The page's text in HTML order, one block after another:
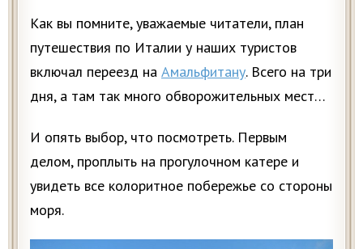
Как вы помните, уважаемые читатели, план
путешествия по Италии у наших туристов
включал переезд на Амальфитану. Всего на три
дня, а там так много обворожительных мест…
И опять выбор, что посмотреть. Первым
делом, проплыть на прогулочном катере и
увидеть все колоритное побережье со стороны
моря.